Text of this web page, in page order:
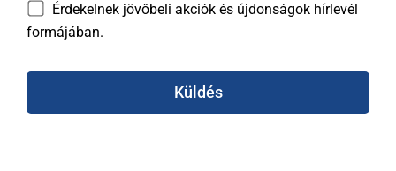
Érdekelnek jövőbeli akciók és újdonságok hírlevél
formájában.
Küldés